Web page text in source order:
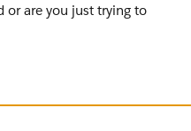
or are you just trying to